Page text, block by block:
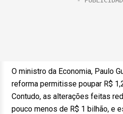
O ministro da Economia, Paulo
reforma permitisse poupar R$
Contudo, as alterações feitas
pouco menos de R$ 1 bilhão, e